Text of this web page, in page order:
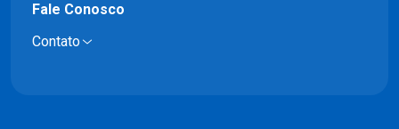
Fale Conosco
Contato